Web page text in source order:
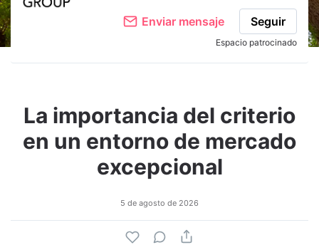
Enviar mensaje Seguir
Espacio patrocinado
La importancia del criterio
en un entorno de mercado
excepcional
5 de agosto de 2026